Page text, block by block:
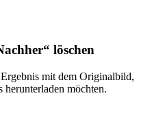
löschen
mit dem Originalbild,
herunterladen möchten.